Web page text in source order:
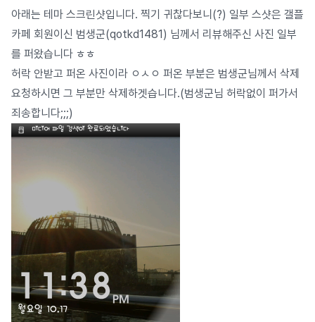
아래는 테마 스크린샷입니다. 찍기 귀찮다보니(?) 일부 스샷은 갤플
카페 회원이신 범생군(qotkd1481) 님께서 리뷰해주신 사진 일부
를 퍼왔습니다 ㅎㅎ
허락 안받고 퍼온 사진이라 ㅇㅅㅇ 퍼온 부분은 범생군님께서 삭제
요청하시면 그 부분만 삭제하겟습니다.(범생군님 허락없이 퍼가서
죄송합니다;;;)